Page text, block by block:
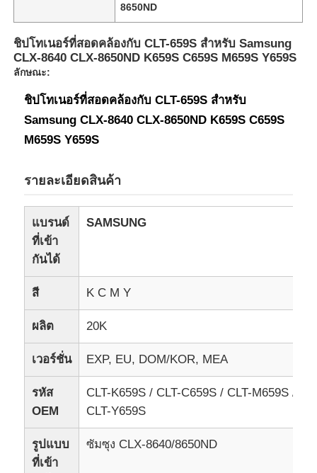
8650ND
ชิปโทเนอร์ที่สอดคล้องกับ CLT-659S สําหรับ Samsung
CLX-8640 CLX-8650ND K659S C659S M659S Y659S
ลักษณะ:
ชิปโทเนอร์ที่สอดคล้องกับ CLT-659S สําหรับ
Samsung CLX-8640 CLX-8650ND K659S C659S
M659S Y659S
รายละเอียดสินค้า
แบรนด์
ที่เข้า
กันได้
SAMSUNG
สี K C M Y
ผลิต 20K
เวอร์ชั่น EXP, EU, DOM/KOR, MEA
รหัส
OEM
CLT-K659S / CLT-C659S / CLT-M659S /
CLT-Y659S
รูปแบบ
ที่เข้า
ซัมซุง CLX-8640/8650ND